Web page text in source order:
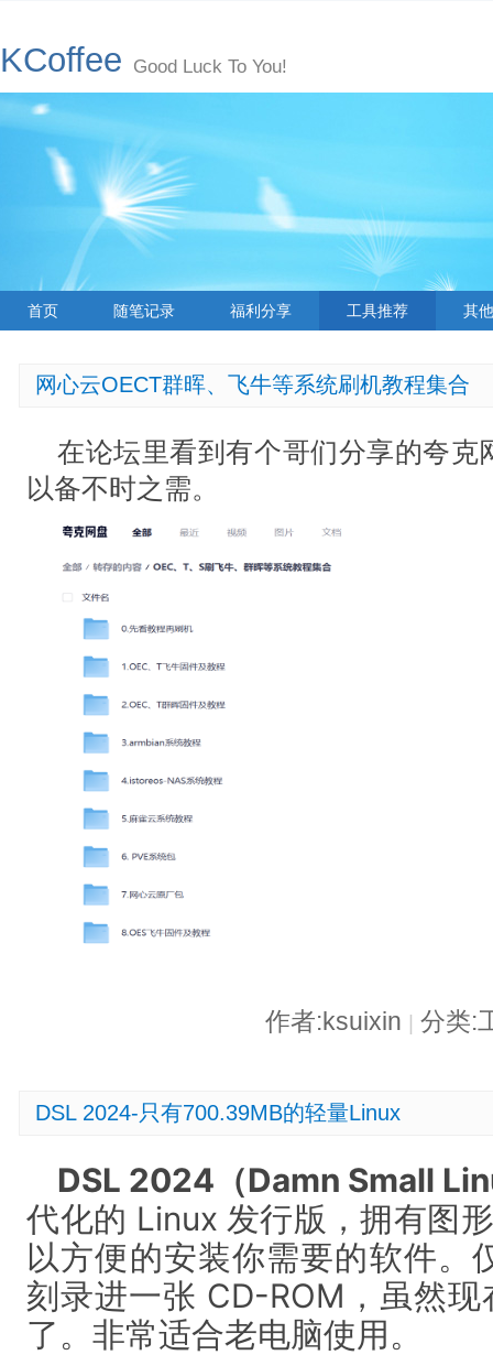
KCoffee Good Luck To You!
首页 随笔记录 福利分享 工具推荐 其
网心云OECT群晖、飞牛等系统刷机教程集合
在论坛里看到有个哥们分享的夸克
以备不时之需。
作者:ksuixin 分类:
DSL 2024-只有700.39MB的轻量Linux
DSL 2024（Damn Small
代化的 Linux 发行版，拥有图
以方便的安装你需要的软件。
刻录进一张 CD-ROM，虽然
了。非常适合老电脑使用。